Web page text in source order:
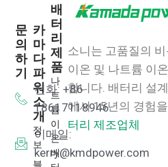
소니는 고품질의
이온 및 나트륨 이
합니다. 배터리 설
에서 15년의 경험
터리 제조업체
배
터
리
제
품
나
트
륨
이
온
배
카
마
다
파
워
소
개
정
보
문
의
하
기
전화: +86
18617118946
이메일:
kerry@kmdpower.com